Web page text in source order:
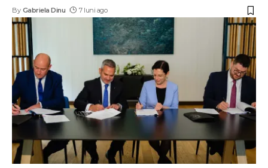
By Gabriela Dinu 7 luni ago